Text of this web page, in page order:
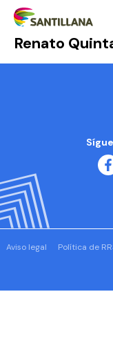
Renato
Aviso legal Política de